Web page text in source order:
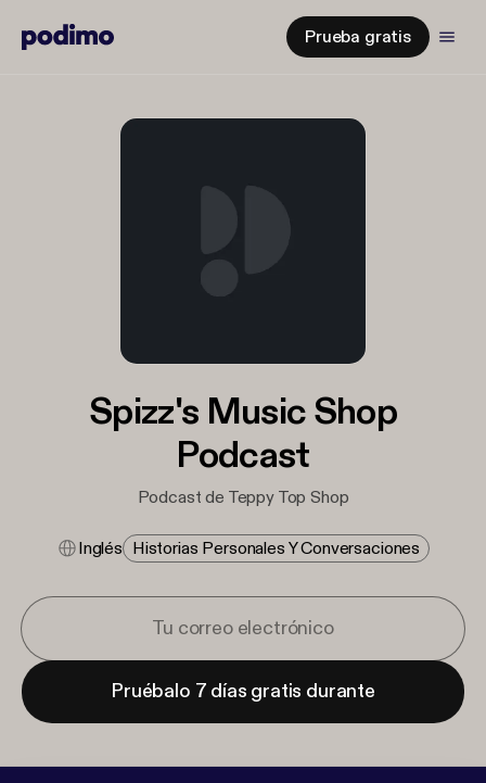
Prueba gratis
Spizz's Music Shop
Podcast
Podcast de Teppy Top Shop
Inglés Historias Personales Y Conversaciones
Pruébalo 7 días gratis durante